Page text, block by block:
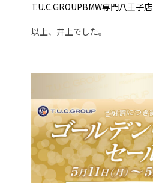
T.U.C.GROUPBMW専門八王子店
以上、井上でした。